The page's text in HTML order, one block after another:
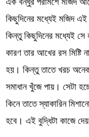
কিছুদিনের মধ্যেই মজিদ
কিন্তু কিছুদিনের মধ্যেই
কারণ তার আখের রস মিষ্টি
হয়। কিন্তু তাতে খরচ
সমাধান খুঁজে পায়। সেটা
কিনে তাতে স্যাকারিন
হবে। এই বুদ্ধিটা কাজে